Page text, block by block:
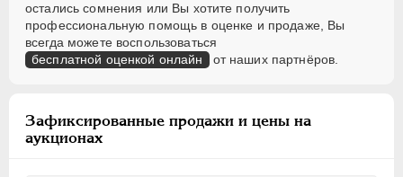
остались сомнения или Вы хотите получить
профессиональную помощь в оценке и продаже, Вы
всегда можете воспользоваться
бесплатной оценкой онлайн от наших партнёров.
Зафиксированные продажи и цены на
аукционах